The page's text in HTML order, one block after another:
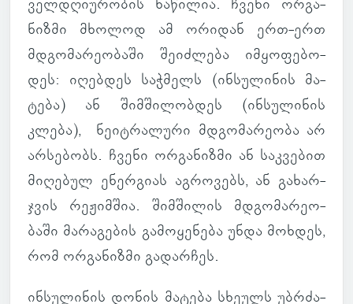
ველ­დღი­უ­რო­ბის ნა­წი­ლია. ჩვენი ორ­გა­
ნიზმი მხო­ლოდ ამ ორი­დან ერთ-ერთ
მდგო­მა­რე­ო­ბაში შე­იძ­ლება იმ­ყო­ფე­ბო­
დეს: იღებ­დეს საჭ­მელს (ინ­სუ­ლი­ნის მა­
ტება) ან შიმ­ში­ლობ­დეს (ინ­სუ­ლი­ნის
კლება), ნე­იტ­რა­ლური მდგო­მა­რე­ობა არ
არ­სე­ბობს. ჩვენი ორ­გა­ნიზმი ან საკ­ვე­ბით
მი­ღე­ბულ ენერ­გიას აგ­რო­ვებს, ან გა­ხარ­
ჯვის რე­ჟიმ­შია. შიმ­ში­ლის მდგო­მა­რე­ო­
ბაში მა­რა­გე­ბის გა­მო­ყე­ნება უნდა მოხ­დეს,
რომ ორ­გა­ნიზმი გა­დარ­ჩეს.
ინ­სუ­ლი­ნის დონის მა­ტება სხე­ულს უბ­რძა­